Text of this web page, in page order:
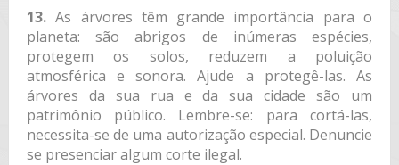
13.As árvores têm grande importância para o
planeta: são abrigos de inúmeras espécies,
protegem os solos, reduzem a poluição
atmosférica e sonora. Ajude a protegê-las. As
árvores da sua rua e da sua cidade são um
patrimônio público. Lembre-se: para cortá-las,
necessita-se de uma autorização especial. Denuncie
se presenciar algum corte ilegal.